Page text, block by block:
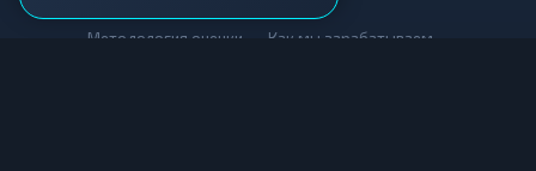
Методология оценки Как мы зарабатываем